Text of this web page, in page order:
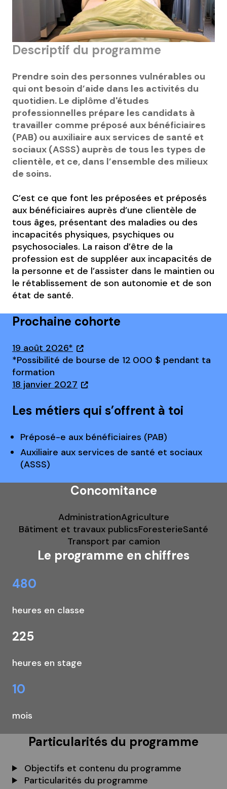
Descriptif du programme
Prendre soin des personnes vulnérables ou
qui ont besoin d’aide dans les activités du
quotidien. Le diplôme d'études
professionnelles prépare les candidats à
travailler comme préposé aux bénéficiaires
(PAB) ou auxiliaire aux services de santé et
sociaux (ASSS) auprès de tous les types de
clientèle, et ce, dans l’ensemble des milieux
de soins.
C’est ce que font les préposées et préposés
aux bénéficiaires auprès d’une clientèle de
tous âges, présentant des maladies ou des
incapacités physiques, psychiques ou
psychosociales. La raison d’être de la
profession est de suppléer aux incapacités de
la personne et de l’assister dans le maintien ou
le rétablissement de son autonomie et de son
état de santé.
Prochaine cohorte
19 août 2026*
*Possibilité de bourse de 12 000 $ pendant ta
formation
18 janvier 2027
Les métiers qui s’offrent à toi
Préposé-e aux bénéficiaires (PAB)
Auxiliaire aux services de santé et sociaux
(ASSS)
Concomitance
AdministrationAgriculture
Bâtiment et travaux publicsForesterieSanté
Transport par camion
Le programme en chiffres
480
heures en classe
225
heures en stage
10
mois
Particularités du programme
Objectifs et contenu du programme
Particularités du programme